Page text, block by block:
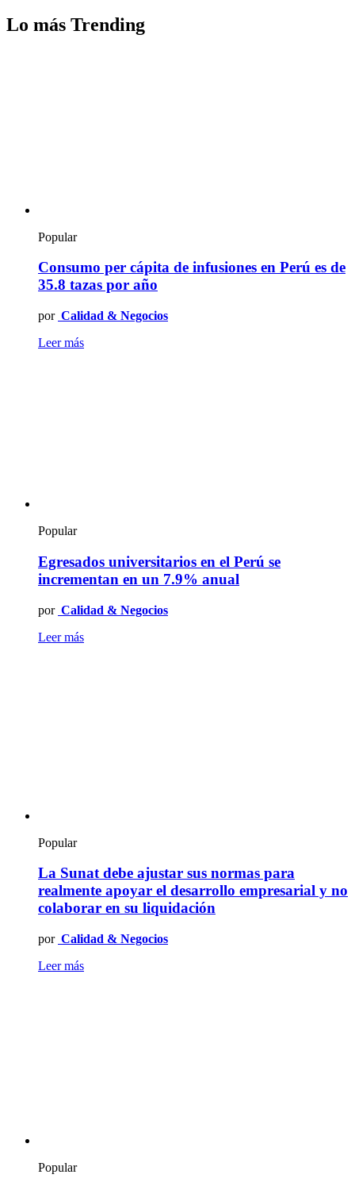
Lo más Trending
Popular
Consumo per cápita de infusiones en Perú es de
35.8 tazas por año
por Calidad & Negocios
Leer más
Popular
Egresados universitarios en el Perú se
incrementan en un 7.9% anual
por Calidad & Negocios
Leer más
Popular
La Sunat debe ajustar sus normas para
realmente apoyar el desarrollo empresarial y no
colaborar en su liquidación
por Calidad & Negocios
Leer más
Popular